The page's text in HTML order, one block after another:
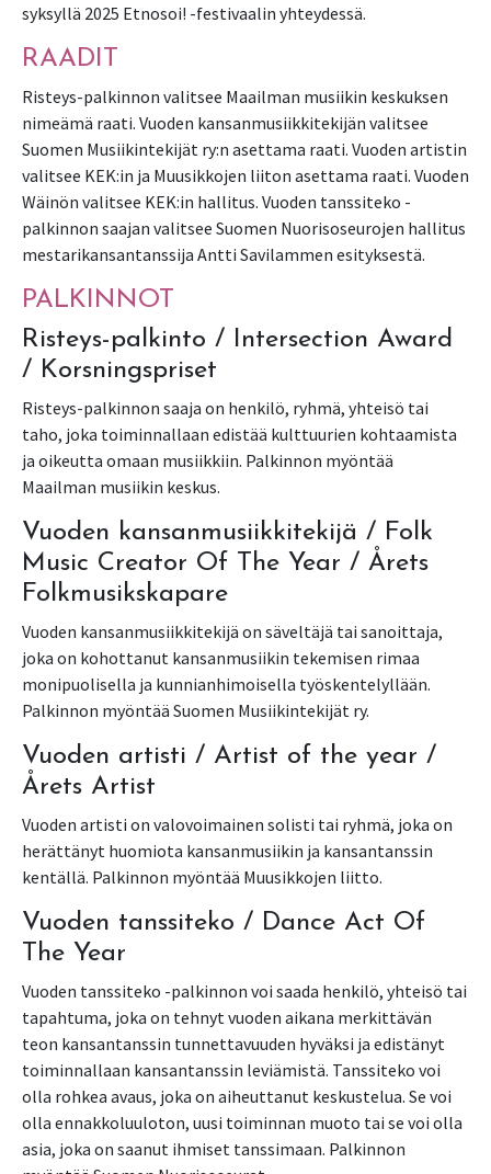
syksyllä 2025 Etnosoi! -festivaalin yhteydessä.
RAADIT
Risteys-palkinnon valitsee Maailman musiikin keskuksen
nimeämä raati. Vuoden kansanmusiikkitekijän valitsee
Suomen Musiikintekijät ry:n asettama raati. Vuoden artistin
valitsee KEK:in ja Muusikkojen liiton asettama raati. Vuoden
Wäinön valitsee KEK:in hallitus. Vuoden tanssiteko -
palkinnon saajan valitsee Suomen Nuorisoseurojen hallitus
mestarikansantanssija Antti Savilammen esityksestä.
PALKINNOT
Risteys-palkinto / Intersection Award
/ Korsningspriset
Risteys-palkinnon saaja on henkilö, ryhmä, yhteisö tai
taho, joka toiminnallaan edistää kulttuurien kohtaamista
ja oikeutta omaan musiikkiin. Palkinnon myöntää
Maailman musiikin keskus.
Vuoden kansanmusiikkitekijä / Folk
Music Creator Of The Year / Årets
Folkmusikskapare
Vuoden kansanmusiikkitekijä on säveltäjä tai sanoittaja,
joka on kohottanut kansanmusiikin tekemisen rimaa
monipuolisella ja kunnianhimoisella työskentelyllään.
Palkinnon myöntää Suomen Musiikintekijät ry.
Vuoden artisti / Artist of the year /
Årets Artist
Vuoden artisti on valovoimainen solisti tai ryhmä, joka on
herättänyt huomiota kansanmusiikin ja kansantanssin
kentällä. Palkinnon myöntää Muusikkojen liitto.
Vuoden tanssiteko / Dance Act Of
The Year
Vuoden tanssiteko -palkinnon voi saada henkilö, yhteisö tai
tapahtuma, joka on tehnyt vuoden aikana merkittävän
teon kansantanssin tunnettavuuden hyväksi ja edistänyt
toiminnallaan kansantanssin leviämistä. Tanssiteko voi
olla rohkea avaus, joka on aiheuttanut keskustelua. Se voi
olla ennakkoluuloton, uusi toiminnan muoto tai se voi olla
asia, joka on saanut ihmiset tanssimaan. Palkinnon